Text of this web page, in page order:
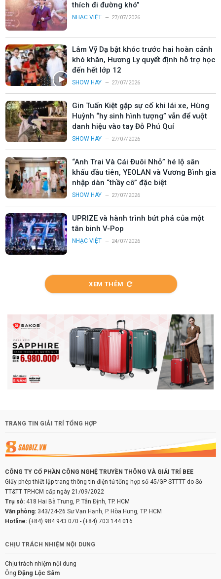
thích đi đường khó”
NHẠC VIỆT 27/07/2026
Lâm Vỹ Dạ bật khóc trước hai hoàn cảnh
khó khăn, Hương Ly quyết định hỗ trợ học
đến hết lớp 12
SHOW HAY 27/07/2026
Gin Tuấn Kiệt gặp sự cố khi lái xe, Hùng
Huỳnh “hy sinh hình tượng” vẫn để vuột
danh hiệu vào tay Đỗ Phú Quí
SHOW HAY 27/07/2026
“Anh Trai Và Cái Đuôi Nhỏ” hé lộ sân
khấu đầu tiên, YEOLAN và Vương Bình gia
nhập dàn “thầy cô” đặc biệt
SHOW HAY 27/07/2026
UPRIZE và hành trình bứt phá của một
tân binh V-Pop
NHẠC VIỆT 24/07/2026
XEM THÊM
TRANG TIN GIẢI TRÍ TỔNG HỢP
CÔNG TY CỔ PHẦN CÔNG NGHỆ TRUYỀN THÔNG VÀ GIẢI TRÍ BEE
Giấy phép thiết lập trang thông tin điện tử tổng hợp số 45/GP-STTTT do Sở
TT&TT TP.HCM cấp ngày 21/09/2022
Trụ sở: 418 Hai Bà Trưng, P. Tân Định, TP. HCM
Văn phòng: 343/24-26 Sư Vạn Hạnh, P. Hòa Hưng, TP. HCM
Hotline: (+84) 984 943 070 - (+84) 703 144 016
CHỊU TRÁCH NHIỆM NỘI DUNG
Chịu trách nhiệm nội dung
Ông Đặng Lộc Sâm